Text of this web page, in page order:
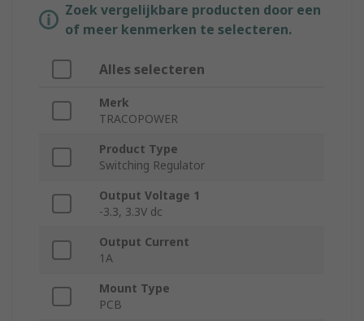
Zoek vergelijkbare producten door een
of meer kenmerken te selecteren.
Alles selecteren
Merk
TRACOPOWER
Product Type
Switching Regulator
Output Voltage 1
-3.3, 3.3V dc
Output Current
1A
Mount Type
PCB